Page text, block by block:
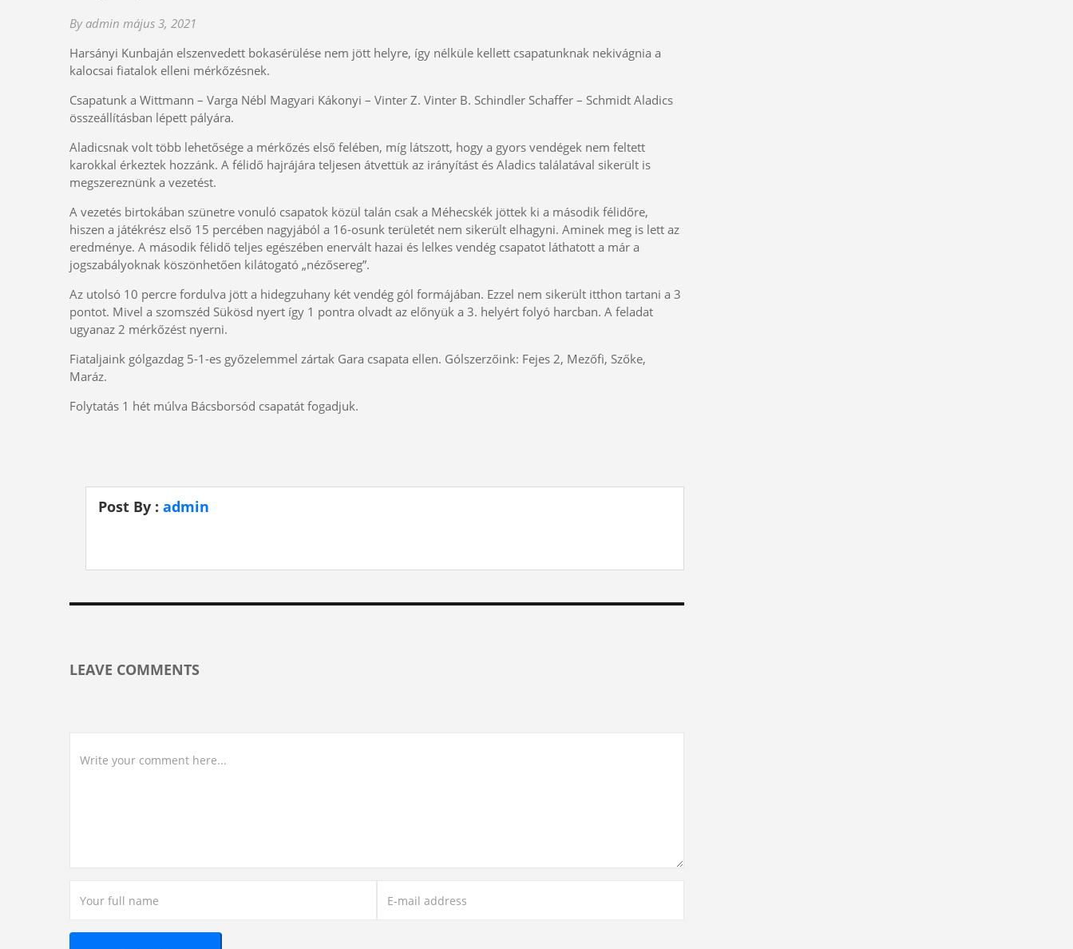
By admin május 3, 2021
Harsányi Kunbaján elszenvedett bokasérülése nem jött helyre, így nélküle kellett csapatunknak nekivágnia a
kalocsai fiatalok elleni mérkőzésnek.
Csapatunk a Wittmann – Varga Nébl Magyari Kákonyi – Vinter Z. Vinter B. Schindler Schaffer – Schmidt Aladics
összeállításban lépett pályára.
Aladicsnak volt több lehetősége a mérkőzés első felében, míg látszott, hogy a gyors vendégek nem feltett
karokkal érkeztek hozzánk. A félidő hajrájára teljesen átvettük az irányítást és Aladics találatával sikerült is
megszereznünk a vezetést.
A vezetés birtokában szünetre vonuló csapatok közül talán csak a Méhecskék jöttek ki a második félidőre,
hiszen a játékrész első 15 percében nagyjából a 16-osunk területét nem sikerült elhagyni. Aminek meg is lett az
eredménye. A második félidő teljes egészében enervált hazai és lelkes vendég csapatot láthatott a már a
jogszabályoknak köszönhetően kilátogató „nézősereg”.
Az utolsó 10 percre fordulva jött a hidegzuhany két vendég gól formájában. Ezzel nem sikerült itthon tartani a 3
pontot. Mivel a szomszéd Sükösd nyert így 1 pontra olvadt az előnyük a 3. helyért folyó harcban. A feladat
ugyanaz 2 mérkőzést nyerni.
Fiataljaink gólgazdag 5-1-es győzelemmel zártak Gara csapata ellen. Gólszerzőink: Fejes 2, Mezőfi, Szőke,
Maráz.
Folytatás 1 hét múlva Bácsborsód csapatát fogadjuk.
Post By : admin
LEAVE COMMENTS